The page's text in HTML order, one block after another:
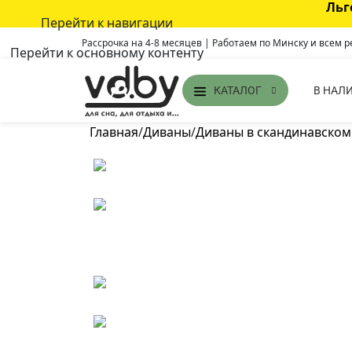
Перейти к навигации
Перейти к основному контенту
Рассрочка на 4-8 месяцев | Работаем по Минску и всем
КАТАЛОГ В
Главная/Диваны/Диваны в